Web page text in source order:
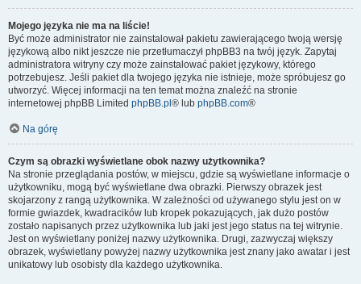
Mojego języka nie ma na liście!
Być może administrator nie zainstalował pakietu zawierającego twoją wersję
językową albo nikt jeszcze nie przetłumaczył phpBB3 na twój język. Zapytaj
administratora witryny czy może zainstalować pakiet językowy, którego
potrzebujesz. Jeśli pakiet dla twojego języka nie istnieje, może spróbujesz go
utworzyć. Więcej informacji na ten temat można znaleźć na stronie
internetowej phpBB Limited phpBB.pl ® lub phpBB.com®
Na górę
Czym są obrazki wyświetlane obok nazwy użytkownika?
Na stronie przeglądania postów, w miejscu, gdzie są wyświetlane informacje o
użytkowniku, mogą być wyświetlane dwa obrazki. Pierwszy obrazek jest
skojarzony z rangą użytkownika. W zależności od używanego stylu jest on w
formie gwiazdek, kwadracików lub kropek pokazujących, jak dużo postów
zostało napisanych przez użytkownika lub jaki jest jego status na tej witrynie.
Jest on wyświetlany poniżej nazwy użytkownika. Drugi, zazwyczaj większy
obrazek, wyświetlany powyżej nazwy użytkownika jest znany jako awatar i jest
unikatowy lub osobisty dla każdego użytkownika.